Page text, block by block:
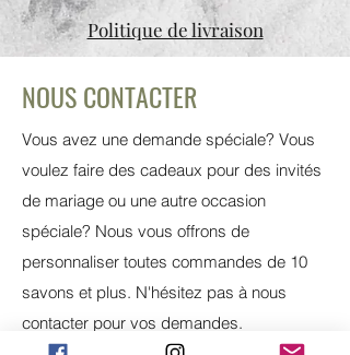
Politique de livraison
NOUS CONTACTER
Vous avez une demande spéciale? Vous
voulez faire des cadeaux pour des invités
de mariage ou une autre occasion
spéciale? Nous vous offrons de
personnaliser toutes commandes de 10
savons et plus. N'hésitez pas à nous
contacter pour vos demandes.